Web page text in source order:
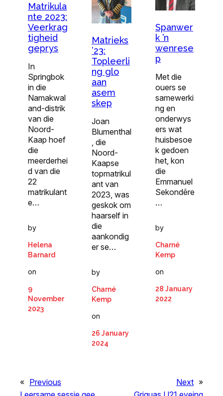
Matrikula
nte 2023:
Veerkrag
tigheid
geprys
In
Springbok
in die
Namakwal
and-distrik
van die
Noord-
Kaap hoef
die
meerderhei
d van die
22
matrikulant
e…
by
Helena
Barnard
on
9
November
2023
Matrieks
’23:
Topleerli
ng glo
aan
asem
skep
Joan
Blumenthal
, die
Noord-
Kaapse
topmatrikul
ant van
2023, was
geskok om
haarself in
die
aankondig
er se…
by
Charné
Kemp
on
26 January
2024
Spanwer
k ’n
wenrese
p
Met die
ouers se
samewerki
ng en
onderwys
ers wat
huisbesoe
k gedoen
het, kon
die
Emmanuel
Sekondêre
…
by
Charné
Kemp
on
28 January
2022
« Previous
Next »